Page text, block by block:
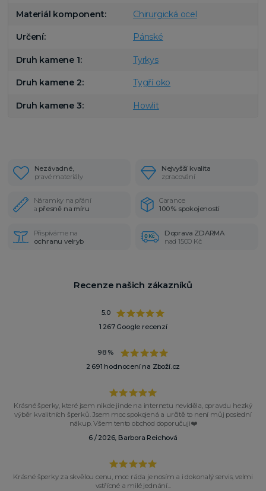
Materiál komponent Chirurgická ocel
Určení Pánské
Druh kamene 1 Tyrkys
Druh kamene 2 Tygří oko
Druh kamene 3 Howlit
Nezávadné,
pravé materiály
Nejvyšší kvalita
zpracování
Náramky na přání
a přesně na míru
Garance
100% spokojenosti
Přispíváme na
ochranu velryb
Doprava ZDARMA
nad 1500 Kč
Recenze našich zákazníků
5.0
1 267 Google recenzí
98 %
2 691 hodnocení na Zboží.cz
Krásné šperky, které jsem nikde jinde na internetu neviděla, opravdu hezký
výběr kvalitních šperků. Jsem moc spokojená a určitě to není můj poslední
nákup. Všem tento obchod doporučuji❤️
6 / 2026, Barbora Reichová
Krásné šperky za skvělou cenu, moc ráda je nosím a i dokonalý servis, velmi
vstřícné a milé jednání...